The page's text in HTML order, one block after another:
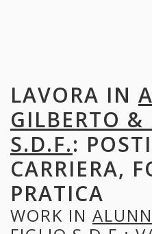
LAVORA IN
GILBERTO &
S.D.F.:
CARRIERA,
PRATICA
WORK IN